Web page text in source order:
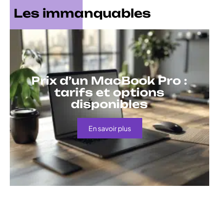
Les immanquables
Prix d’un MacBook Pro :
tarifs et options
disponibles
En savoir plus